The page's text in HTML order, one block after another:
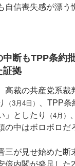
自信喪失感が漂う
中断もTPP条約
証拠
裁の共産党系裁
（3月4日）
、TPP
」としたり
（4月）
の中はボロボロだ
が見せ始めた断
倍内閣が発足し